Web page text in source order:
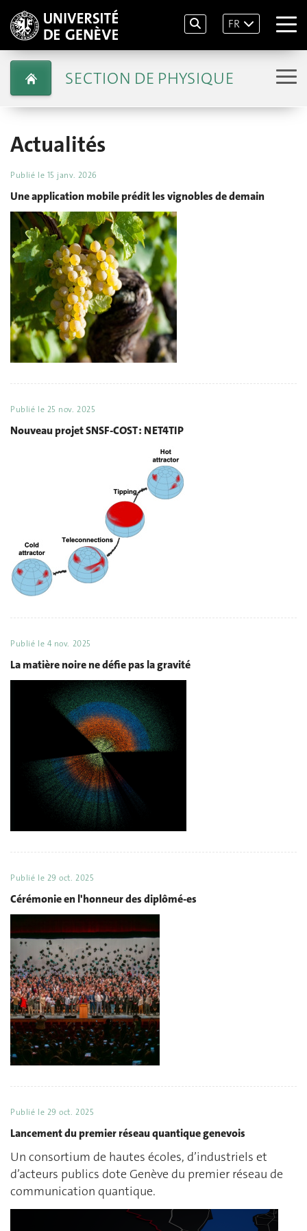
FR
SECTION DE PHYSIQUE
Actualités
Publié le 15 janv. 2026
Une application mobile prédit les vignobles de demain
Publié le 25 nov. 2025
Nouveau projet SNSF-COST : NET4TIP
Publié le 4 nov. 2025
La matière noire ne défie pas la gravité
Publié le 29 oct. 2025
Cérémonie en l'honneur des diplômé-es
Publié le 29 oct. 2025
Lancement du premier réseau quantique genevois
Un consortium de hautes écoles, d’industriels et
d’acteurs publics dote Genève du premier réseau de
communication quantique.